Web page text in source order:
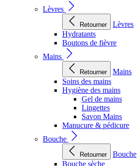
Lèvres
Retourner
Lèvres
Hydratants
Boutons de fièvre
Mains
Retourner
Mains
Soins des mains
Hygiène des mains
Gel de mains
Lingettes
Savon Mains
Manucure & pédicure
Bouche
Retourner
Bouche
Bouche sèche